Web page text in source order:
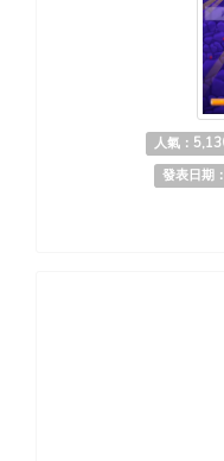
人氣：
發表日期